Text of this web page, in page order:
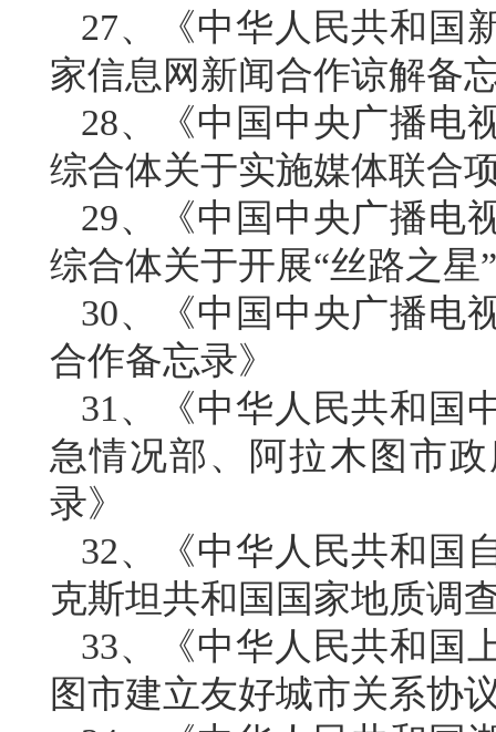
27、《中华人民共和国
家信息网新闻合作谅解备
28、《中国中央广播电
综合体关于实施媒体联合
29、《中国中央广播电
综合体关于开展“丝路之
30、《中国中央广播电
合作备忘录》
31、《中华人民共和国
急情况部、阿拉木图市
录》
32、《中华人民共和国
克斯坦共和国国家地质调
33、《中华人民共和国
图市建立友好城市关系协